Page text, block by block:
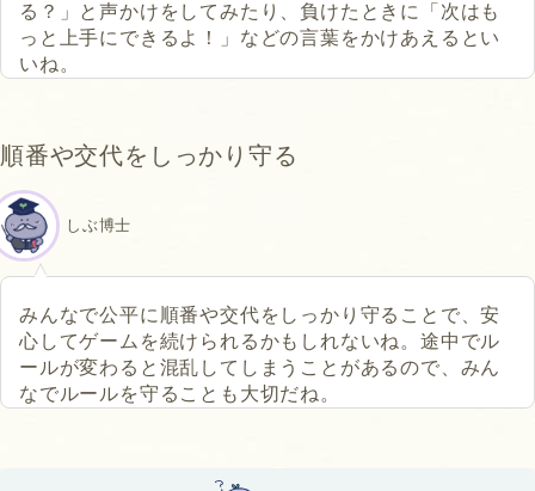
る？」と声かけをしてみたり、負けたときに「次はも
っと上手にできるよ！」などの言葉をかけあえるとい
いね。
順番や交代をしっかり守る
しぶ博士
みんなで公平に順番や交代をしっかり守ることで、安
心してゲームを続けられるかもしれないね。途中でル
ールが変わると混乱してしまうことがあるので、みん
なでルールを守ることも大切だね。